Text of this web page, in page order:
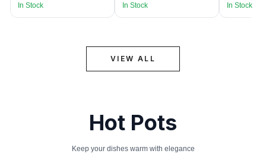
In Stock In Stock In Stock
VIEW ALL
Hot Pots
Keep your dishes warm with elegance